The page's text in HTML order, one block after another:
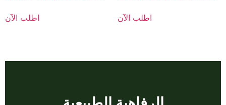
اطلب الآن اطلب الآن